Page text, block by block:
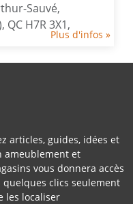
Sauvé,
QC H7R 3X1,
Plus d'infos »
articles, guides, idées et
ameublement et
vous donnera accès
clics seulement
les localiser